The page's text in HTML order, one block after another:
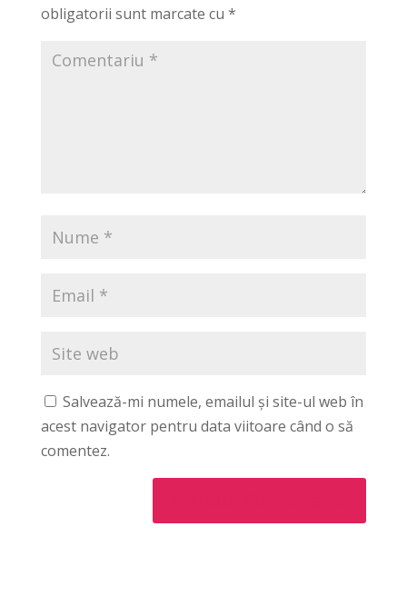
obligatorii sunt marcate cu *
Salvează-mi numele, emailul și site-ul web în
acest navigator pentru data viitoare când o să
comentez.